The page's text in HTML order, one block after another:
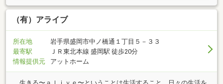
（有）アライブ
所在地
岩手県盛岡市中ノ橋通１丁目５－３３
最寄駅
ＪＲ東北本線 盛岡駅 徒歩20分
情報提供元
アットホーム